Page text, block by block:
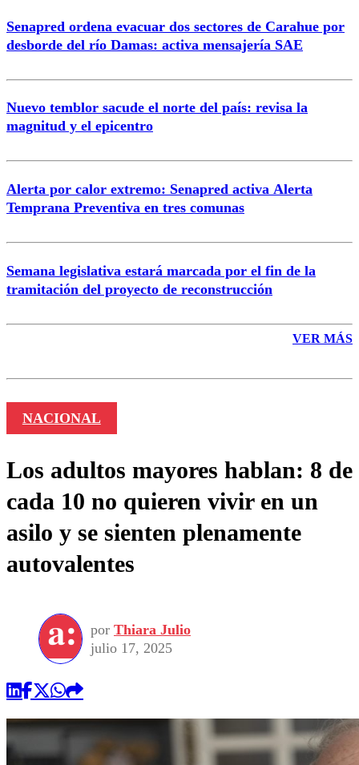
Correo
Senapred ordena evacuar dos sectores de Carahue por
desborde del río Damas: activa mensajería SAE
Nuevo temblor sacude el norte del país: revisa la
magnitud y el epicentro
Alerta por calor extremo: Senapred activa Alerta
Temprana Preventiva en tres comunas
Semana legislativa estará marcada por el fin de la
tramitación del proyecto de reconstrucción
VER MÁS
NACIONAL
Los adultos mayores hablan: 8 de
cada 10 no quieren vivir en un
asilo y se sienten plenamente
autovalentes
por Thiara Julio
julio 17, 2025